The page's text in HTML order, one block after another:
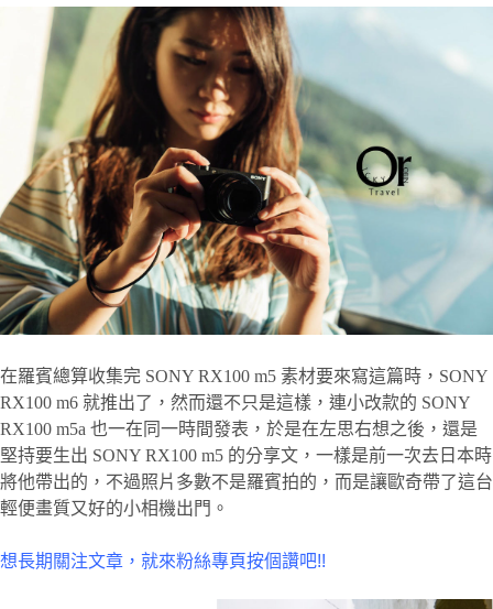
在羅賓總算收集完 SONY RX100 m5 素材要來寫這篇時，SONY
RX100 m6 就推出了，然而還不只是這樣，連小改款的 SONY
RX100 m5a 也一在同一時間發表，於是在左思右想之後，還是
堅持要生出 SONY RX100 m5 的分享文，一樣是前一次去日本時
將他帶出的，不過照片多數不是羅賓拍的，而是讓歐奇帶了這台
輕便畫質又好的小相機出門。
想長期關注文章，就來粉絲專頁按個讚吧!!